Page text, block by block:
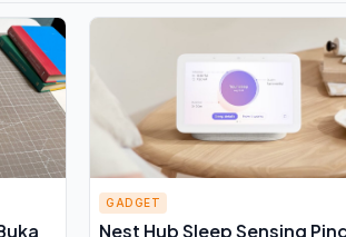
GADGET
Nest Hub Sleep Sensing